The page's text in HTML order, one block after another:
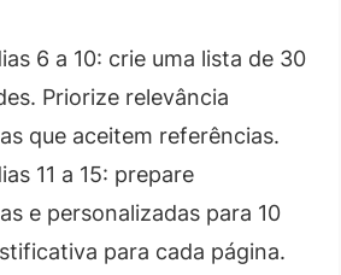
6 a 10: crie uma lista de 30
Priorize relevância
que aceitem referências.
11 a 15: prepare
e personalizadas para 10
para cada página.